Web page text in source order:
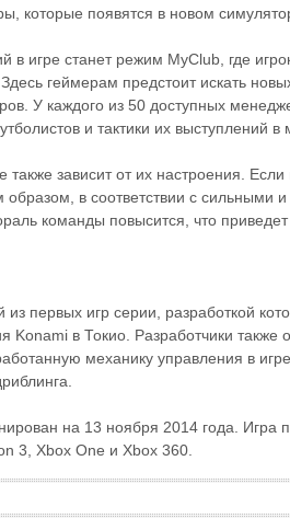
которые появятся в новом
в игре станет режим MyClub, где
геймерам предстоит искать
У каждого из 50 доступных
и тактики их выступлений в
зависит от их настроения. Если
в соответствии с сильными
команды повысится, что
из первых игр серии, разработкой
Konami в Токио. Разработчики
механику управления в
на 13 ноября 2014 года. Игра
3, Xbox One и Xbox 360.